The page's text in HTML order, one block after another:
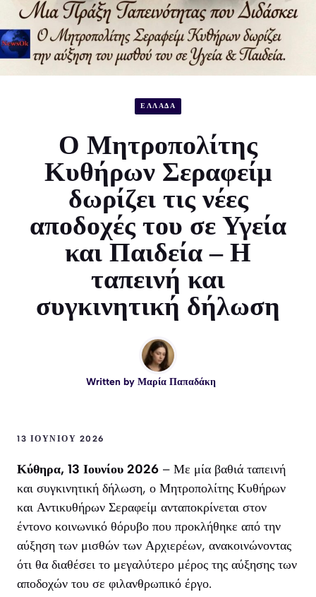
ΕΛΛΑΔΑ
Ο Μητροπολίτης
Κυθήρων Σεραφείμ
δωρίζει τις νέες
αποδοχές του σε Υγεία
και Παιδεία – Η
ταπεινή και
συγκινητική δήλωση
Written by Μαρία Παπαδάκη
13 ΙΟΥΝΊΟΥ 2026
Κύθηρα, 13 Ιουνίου 2026 – Με μία βαθιά ταπεινή
και συγκινητική δήλωση, ο Μητροπολίτης Κυθήρων
και Αντικυθήρων Σεραφείμ ανταποκρίνεται στον
έντονο κοινωνικό θόρυβο που προκλήθηκε από την
αύξηση των μισθών των Αρχιερέων, ανακοινώνοντας
ότι θα διαθέσει το μεγαλύτερο μέρος της αύξησης των
αποδοχών του σε φιλανθρωπικό έργο.